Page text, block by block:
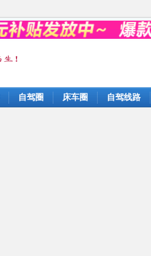
自驾圈 床车圈 自驾线路